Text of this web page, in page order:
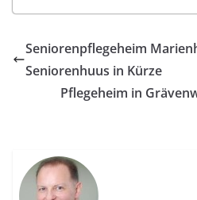
Seniorenpflegeheim
Seniorenhuus in Kürze
Pflegeheim in